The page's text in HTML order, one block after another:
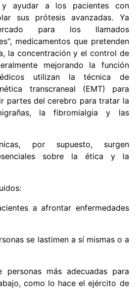
ayudar a los pacientes con
sus prótesis avanzadas. Ya
para los llamados
", medicamentos que pretenden
la concentración y el control de
mejorando la función
utilizan la técnica de
transcraneal (EMT) para
partes del cerebro para tratar la
la fibromialgia y las
por supuesto, surgen
sobre la ética y la
a afrontar enfermedades
se lastimen a sí mismas o a
personas más adecuadas para
como lo hace el ejército de